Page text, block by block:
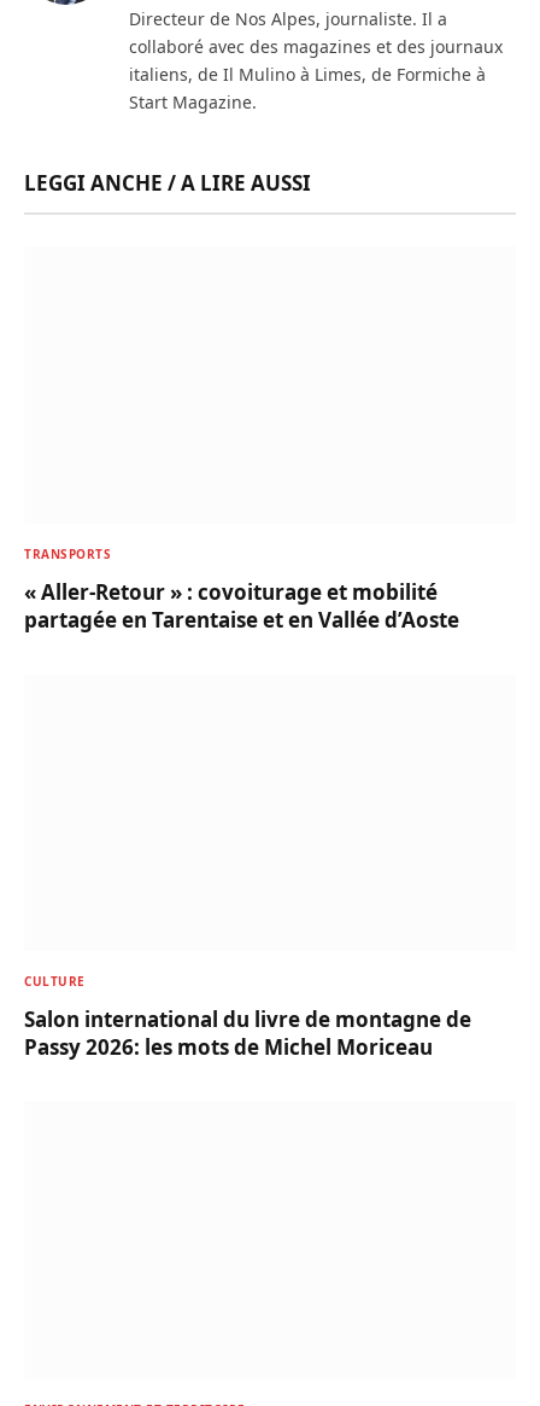
Directeur de Nos Alpes, journaliste. Il a
collaboré avec des magazines et des journaux
italiens, de Il Mulino à Limes, de Formiche à
Start Magazine.
LEGGI ANCHE / A LIRE AUSSI
TRANSPORTS
« Aller-Retour » : covoiturage et mobilité
partagée en Tarentaise et en Vallée d’Aoste
CULTURE
Salon international du livre de montagne de
Passy 2026: les mots de Michel Moriceau